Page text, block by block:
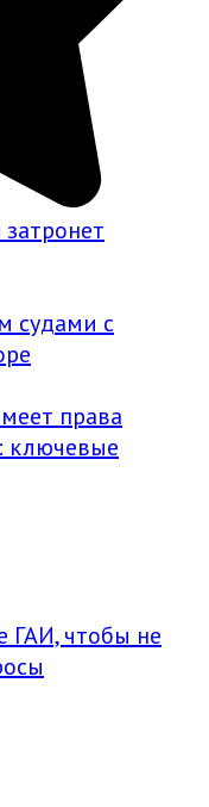
судами с
права
ключевые
ГАИ, чтобы не